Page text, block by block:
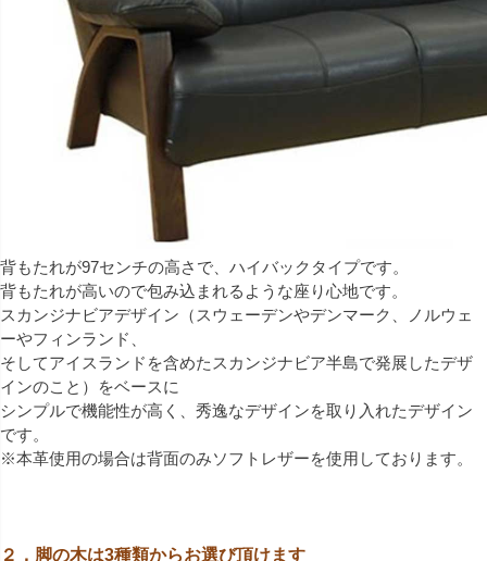
背もたれが97センチの高さで、ハイバックタイプです。
背もたれが高いので包み込まれるような座り心地です。
スカンジナビアデザイン（スウェーデンやデンマーク、ノルウェ
ーやフィンランド、
そしてアイスランドを含めたスカンジナビア半島で発展したデザ
インのこと）をベースに
シンプルで機能性が高く、秀逸なデザインを取り入れたデザイン
です。
※本革使用の場合は背面のみソフトレザーを使用しております。
２，脚の木は3種類からお選び頂けます